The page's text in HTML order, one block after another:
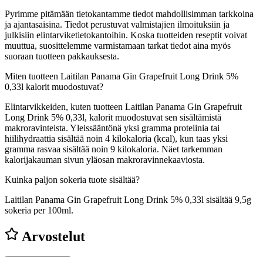
Pyrimme pitämään tietokantamme tiedot mahdollisimman tarkkoina
ja ajantasaisina. Tiedot perustuvat valmistajien ilmoituksiin ja
julkisiin elintarviketietokantoihin. Koska tuotteiden reseptit voivat
muuttua, suosittelemme varmistamaan tarkat tiedot aina myös
suoraan tuotteen pakkauksesta.
Miten tuotteen Laitilan Panama Gin Grapefruit Long Drink 5%
0,33l kalorit muodostuvat?
Elintarvikkeiden, kuten tuotteen Laitilan Panama Gin Grapefruit
Long Drink 5% 0,33l, kalorit muodostuvat sen sisältämistä
makroravinteista. Yleissääntönä yksi gramma proteiinia tai
hiilihydraattia sisältää noin 4 kilokaloria (kcal), kun taas yksi
gramma rasvaa sisältää noin 9 kilokaloria. Näet tarkemman
kalorijakauman sivun yläosan makroravinnekaaviosta.
Kuinka paljon sokeria tuote sisältää?
Laitilan Panama Gin Grapefruit Long Drink 5% 0,33l sisältää 9,5g
sokeria per 100ml.
Arvostelut